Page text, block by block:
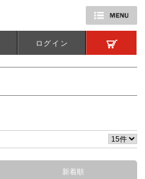
ログイン
新着順